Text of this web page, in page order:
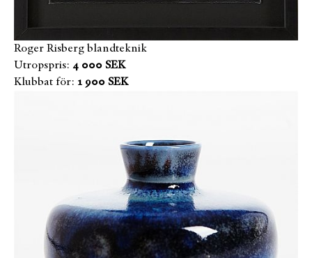
Roger Risberg blandteknik
Utropspris: 4 000 SEK
Klubbat för: 1 900 SEK